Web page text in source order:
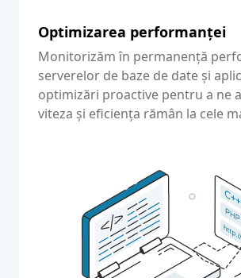
Optimizarea performanței
Monitorizăm în permanență
serverelor de baze de date și
optimizări proactive pentru a ne
viteza și eficiența rămân la cele